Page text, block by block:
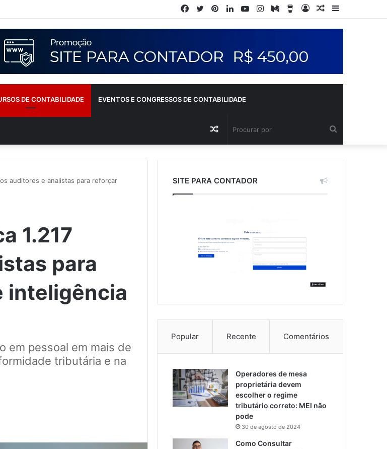
DE CONTABILIDADE EVENTOS E CONGRESSOS DE CONTABILIDADE
auditores e analistas para reforçar
1.217
para
inteligência
em pessoal em mais de
tributária e na
SITE PARA CONTADOR
Popular Recente Comentários
Operadores de mesa
proprietária devem
escolher o regime
tributário correto: MEI não
pode
30 de agosto de 2024
Como Consultar